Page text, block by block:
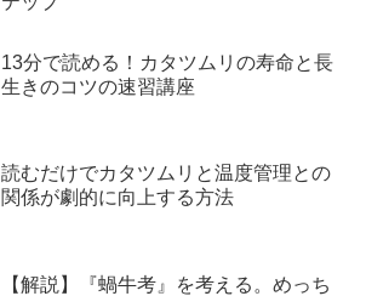
13分で読める！カタツムリの寿命と長
生きのコツの速習講座
読むだけでカタツムリと温度管理との
関係が劇的に向上する方法
【解説】『蝸牛考』を考える。めっち